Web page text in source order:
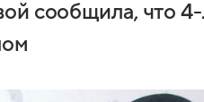
сообщила, что